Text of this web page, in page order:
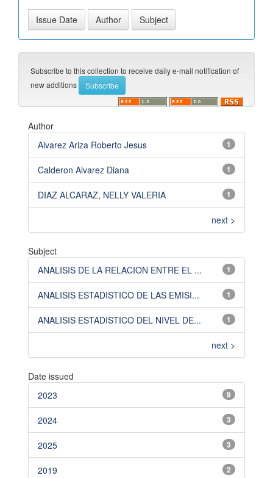
Subscribe to this collection to receive daily e-mail notification of
new additions
Author
1
Alvarez Ariza Roberto Jesus
1
Calderon Alvarez Diana
1
DIAZ ALCARAZ, NELLY VALERIA
next >
Subject
1
ANALISIS DE LA RELACION ENTRE EL ...
1
ANALISIS ESTADISTICO DE LAS EMISI...
1
ANALISIS ESTADISTICO DEL NIVEL DE...
next >
Date issued
9
2023
3
2024
3
2025
2
2019